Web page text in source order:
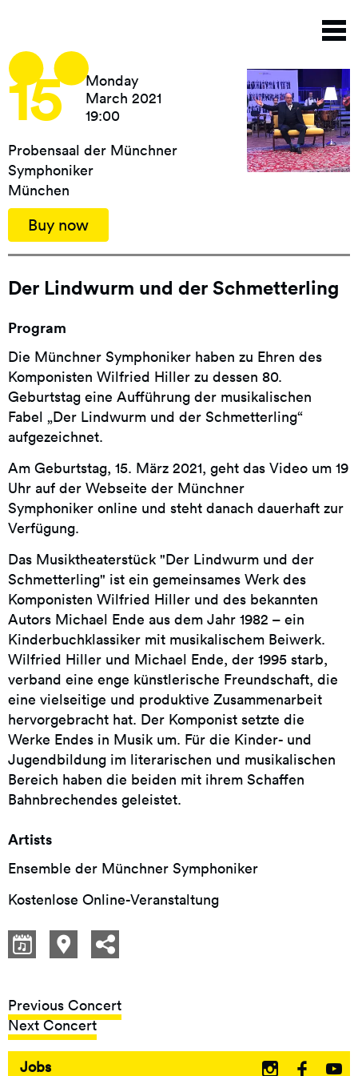
main
content
15
Monday
March 2021
19:00
Probensaal der Münchner
Symphoniker
München
Buy now
Der Lindwurm und der Schmetterling
Program
Die Münchner Symphoniker haben zu Ehren des
Komponisten Wilfried Hiller zu dessen 80.
Geburtstag eine Aufführung der musikalischen
Fabel „Der Lindwurm und der Schmetterling“
aufgezeichnet.
Am Geburtstag, 15. März 2021, geht das Video um 19
Uhr auf der Webseite der Münchner
Symphoniker online und steht danach dauerhaft zur
Verfügung.
Das Musiktheaterstück "Der Lindwurm und der
Schmetterling" ist ein gemeinsames Werk des
Komponisten Wilfried Hiller und des bekannten
Autors Michael Ende aus dem Jahr 1982 – ein
Kinderbuchklassiker mit musikalischem Beiwerk.
Wilfried Hiller und Michael Ende, der 1995 starb,
verband eine enge künstlerische Freundschaft, die
eine vielseitige und produktive Zusammenarbeit
hervorgebracht hat. Der Komponist setzte die
Werke Endes in Musik um. Für die Kinder- und
Jugendbildung im literarischen und musikalischen
Bereich haben die beiden mit ihrem Schaffen
Bahnbrechendes geleistet.
Artists
Ensemble der Münchner Symphoniker
Kostenlose Online-Veranstaltung
Previous Concert
Next Concert
Jobs